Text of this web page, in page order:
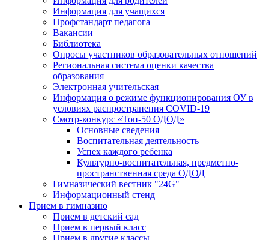
Информация для учащихся
Профстандарт педагога
Вакансии
Библиотека
Опросы участников образовательных отношений
Региональная система оценки качества
образования
Электронная учительская
Информация о режиме функционирования ОУ в
условиях распространения COVID-19
Смотр-конкурс «Топ-50 ОДОД»
Основные сведения
Воспитательная деятельность
Успех каждого ребенка
Культурно-воспитательная, предметно-
пространственная среда ОДОД
Гимназический вестник "24G"
Информационный стенд
Прием в гимназию
Прием в детский сад
Прием в первый класс
Прием в другие классы